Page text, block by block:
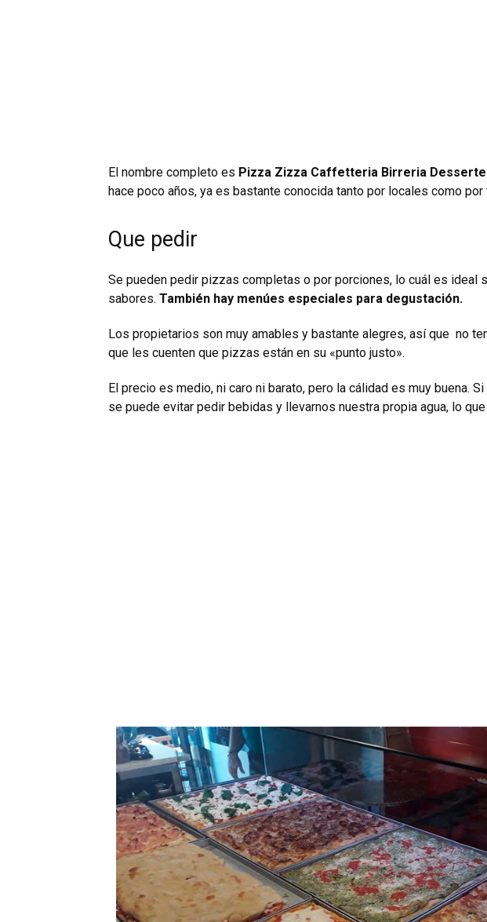
El nombre completo es Pizza Zizza Caffetteria Birreria
hace poco años, ya es bastante conocida tanto por locales como por
Que pedir
Se pueden pedir pizzas completas o por porciones, lo cuál es ideal
sabores. También hay menúes especiales para degustación.
Los propietarios son muy amables y bastante alegres, así que no
que les cuenten que pizzas están en su «punto justo».
El precio es medio, ni caro ni barato, pero la cálidad es muy buena.
se puede evitar pedir bebidas y llevarnos nuestra propia agua, lo